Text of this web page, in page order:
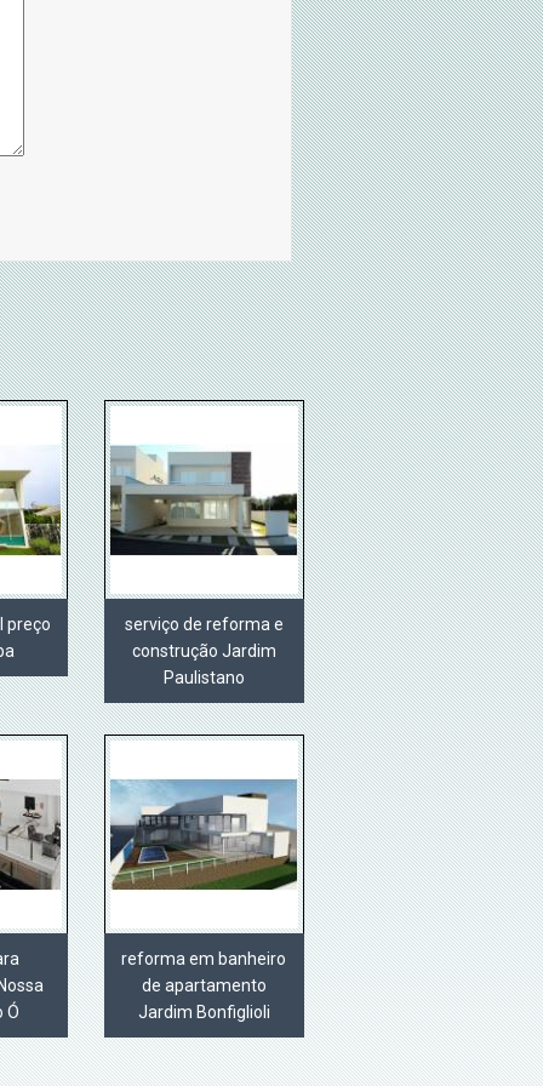
preço
serviço de reforma e
construção Jardim
Paulistano
Ó
reforma em banheiro
de apartamento
Jardim Bonfiglioli